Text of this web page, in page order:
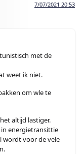
7/07/2021 20:53
met de
weet ik niet.
om wle te
altijd lastiger.
in energietransittie
wordt voor de vele